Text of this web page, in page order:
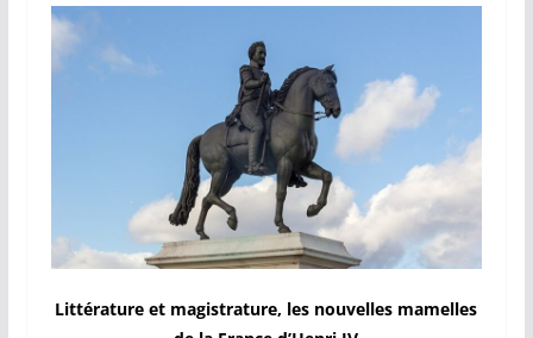
Littérature et magistrature, les nouvelles mamelles